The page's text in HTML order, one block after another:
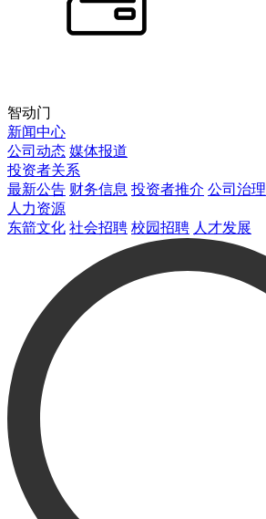
智动门
新闻中心
公司动态 媒体报道
投资者关系
最新公告 财务信息 投资者推介 公司治理
人力资源
东箭文化 社会招聘 校园招聘 人才发展